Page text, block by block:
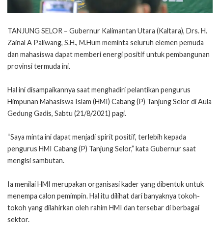
TANJUNG SELOR – Gubernur Kalimantan Utara (Kaltara), Drs. H.
Zainal A Paliwang, S.H., M.Hum meminta seluruh elemen pemuda
dan mahasiswa dapat memberi energi positif untuk pembangunan
provinsi termuda ini.
Hal ini disampaikannya saat menghadiri pelantikan pengurus
Himpunan Mahasiswa Islam (HMI) Cabang (P) Tanjung Selor di Aula
Gedung Gadis, Sabtu (21/8/2021) pagi.
“Saya minta ini dapat menjadi spirit positif, terlebih kepada
pengurus HMI Cabang (P) Tanjung Selor,” kata Gubernur saat
mengisi sambutan.
Ia menilai HMI merupakan organisasi kader yang dibentuk untuk
menempa calon pemimpin. Hal itu dilihat dari banyaknya tokoh-
tokoh yang dilahirkan oleh rahim HMI dan tersebar di berbagai
sektor.